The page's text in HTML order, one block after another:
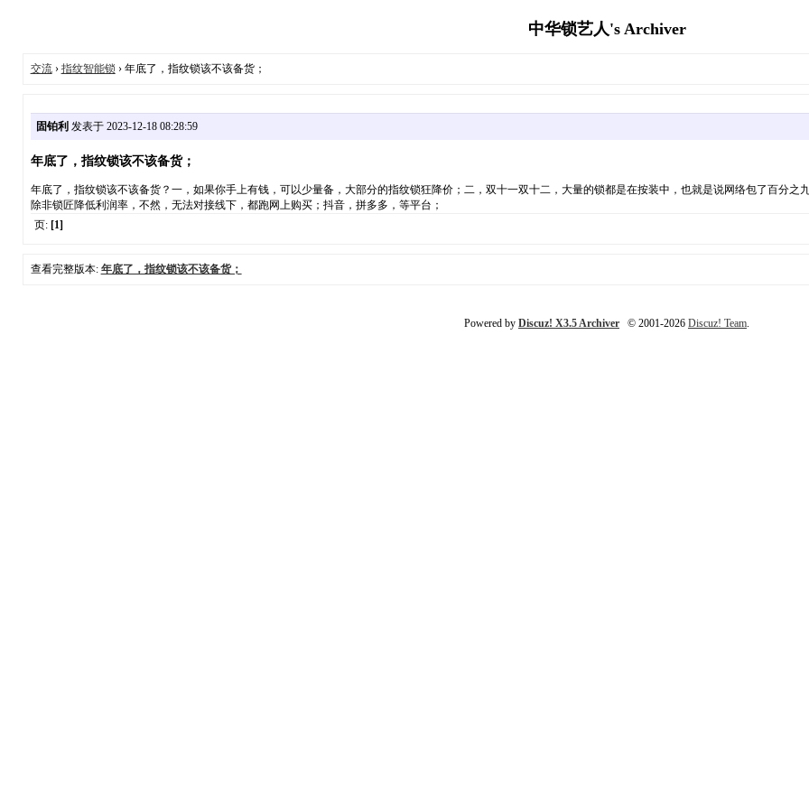
中华锁艺人's Archiver
交流› 指纹智能锁 › 年底了，指纹锁该不该备货；
固铂利 发表于 2023-12-18 08:28:59
年底了，指纹锁该不该备货；
年底了，指纹锁该不该备货？一，如果你手上有钱，可以少量备，大部分的指纹锁狂降价；二，双十一双十二，大量的锁都是在按装中，也就是说网络包了百分之
除非锁匠降低利润率，不然，无法对接线下，都跑网上购买；抖音，拼多多，等平台；
页: [1]
查看完整版本: 年底了，指纹锁该不该备货；
Powered by Discuz! X3.5 Archiver © 2001-2026 Discuz! Team.